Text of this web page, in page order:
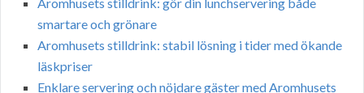
smartare och grönare
Aromhusets stilldrink: stabil lösning i tider med ökande
läskpriser
Enklare servering och nöjdare gäster med Aromhusets